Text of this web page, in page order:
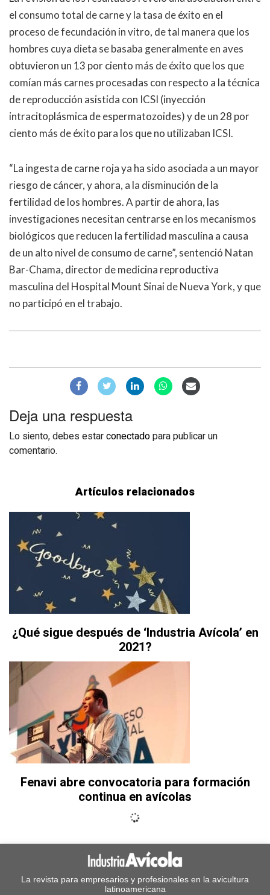
el consumo total de carne y la tasa de éxito en el
proceso de fecundación in vitro, de tal manera que los
hombres cuya dieta se basaba generalmente en aves
obtuvieron un 13 por ciento más de éxito que los que
comían más carnes procesadas con respecto a la técnica
de reproducción asistida con ICSI (inyección
intracitoplásmica de espermatozoides) y de un 28 por
ciento más de éxito para los que no utilizaban ICSI.
“La ingesta de carne roja ya ha sido asociada a un mayor
riesgo de cáncer, y ahora, a la disminución de la
fertilidad de los hombres. A partir de ahora, las
investigaciones necesitan centrarse en los mecanismos
biológicos que reducen la fertilidad masculina a causa
de un alto nivel de consumo de carne”, sentenció Natan
Bar-Chama, director de medicina reproductiva
masculina del Hospital Mount Sinai de Nueva York, y que
no participó en el trabajo.
Deja una respuesta
Lo siento, debes estarconectadopara publicar un
comentario.
Artículos relacionados
¿Qué sigue después de ‘Industria Avícola’ en
2021?
Fenavi abre convocatoria para formación
continua en avícolas
La revista para empresarios y profesionales en la avicultura
latinoamericana